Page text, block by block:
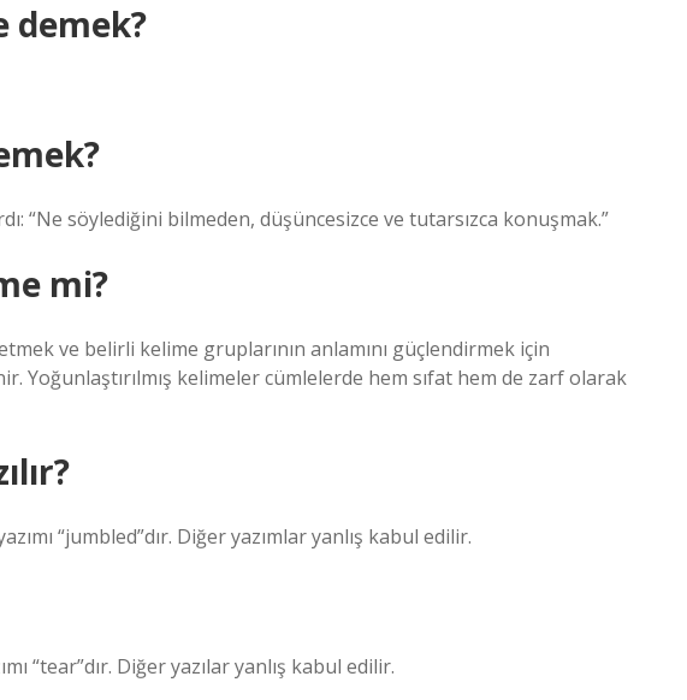
demek?
“Ne söylediğini bilmeden, düşüncesizce ve tutarsızca konuşmak.”
mi?
ve belirli kelime gruplarının anlamını güçlendirmek için
Yoğunlaştırılmış kelimeler cümlelerde hem sıfat hem de zarf olarak
“jumbled”dır. Diğer yazımlar yanlış kabul edilir.
“tear”dır. Diğer yazılar yanlış kabul edilir.